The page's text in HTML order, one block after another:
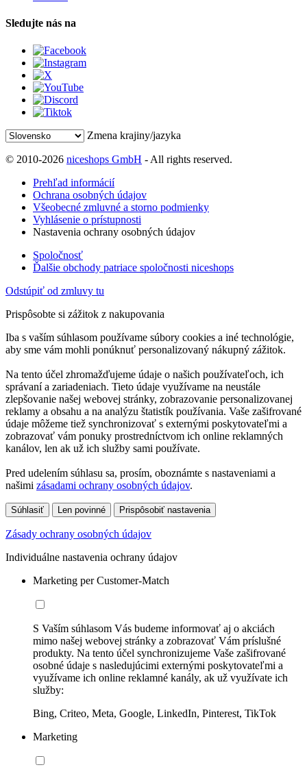
Sledujte nás na
Zmena krajiny/jazyka
© 2010-2026 niceshops GmbH - All rights reserved.
Prehľad informácií
Ochrana osobných údajov
Všeobecné zmluvné a storno podmienky
Vyhlásenie o prístupnosti
Nastavenia ochrany osobných údajov
Spoločnosť
Ďalšie obchody patriace spoločnosti niceshops
Odstúpiť od zmluvy tu
Prispôsobte si zážitok z nakupovania
Iba s vaším súhlasom používame súbory cookies a iné technológie,
aby sme vám mohli ponúknuť personalizovaný nákupný zážitok.
Na tento účel zhromažďujeme údaje o našich používateľoch, ich
správaní a zariadeniach. Tieto údaje využívame na neustále
zlepšovanie našej webovej stránky, zobrazovanie personalizovanej
reklamy a obsahu a na analýzu štatistík používania. Vaše zašifrované
údaje môžeme tiež synchronizovať s externými poskytovateľmi a
zobrazovať vám ponuky prostredníctvom ich online reklamných
kanálov, len ak už ich služby sami používate.
Pred udelením súhlasu sa, prosím, oboznámte s nastaveniami a
našimi zásadami ochrany osobných údajov.
Súhlasiť Len povinné Prispôsobiť nastavenia
Zásady ochrany osobných údajov
Individuálne nastavenia ochrany údajov
Marketing per Customer-Match
S Vaším súhlasom Vás budeme informovať aj o akciách
mimo našej webovej stránky a zobrazovať Vám príslušné
produkty. Na tento účel synchronizujeme Vaše zašifrované
osobné údaje s nasledujúcimi externými poskytovateľmi a
využívame ich online reklamné kanály, ak už využívate ich
služby:
Bing, Criteo, Meta, Google, LinkedIn, Pinterest, TikTok
Marketing